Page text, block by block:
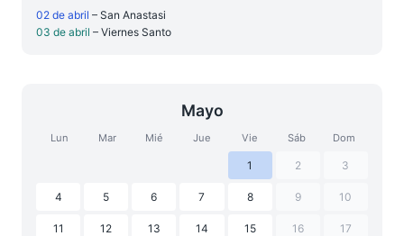
02 de abril – San Anastasi
03 de abril – Viernes Santo
Mayo
Lun Mar Mié Jue Vie Sáb Dom
1 2 3
4 5 6 7 8 9 10
11 12 13 14 15 16 17